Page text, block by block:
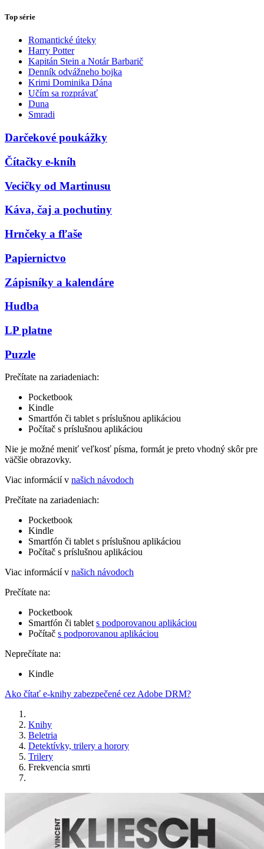
Top série
Romantické úteky
Harry Potter
Kapitán Stein a Notár Barbarič
Denník odvážneho bojka
Krimi Dominika Dána
Učím sa rozprávať
Duna
Smradi
Darčekové poukážky
Čítačky e-kníh
Vecičky od Martinusu
Káva, čaj a pochutiny
Hrnčeky a fľaše
Papiernictvo
Zápisníky a kalendáre
Hudba
LP platne
Puzzle
Prečítate na zariadeniach:
Pocketbook
Kindle
Smartfón či tablet s príslušnou aplikáciou
Počítač s príslušnou aplikáciou
Nie je možné meniť veľkosť písma, formát je preto vhodný skôr pre
väčšie obrazovky.
Viac informácií v našich návodoch
Prečítate na zariadeniach:
Pocketbook
Kindle
Smartfón či tablet s príslušnou aplikáciou
Počítač s príslušnou aplikáciou
Viac informácií v našich návodoch
Prečítate na:
Pocketbook
Smartfón či tablet s podporovanou aplikáciou
Počítač s podporovanou aplikáciou
Neprečítate na:
Kindle
Ako čítať e-knihy zabezpečené cez Adobe DRM?
Knihy
Beletria
Detektívky, trilery a horory
Trilery
Frekvencia smrti